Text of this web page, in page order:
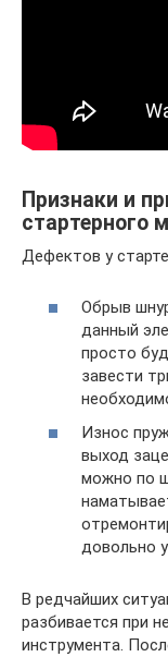
Признаки и
стартерного
Дефектов у
Обрыв
данный
просто
завести
Износ
выход
можно по
довольно
В редчайших
разбивается при
инструмента.